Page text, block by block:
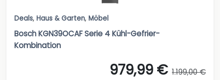
Deals, Haus & Garten, Möbel
Bosch KGN39OCAF Serie 4 Kühl-Gefrier-
Kombination
979,99 € 1.199,00 €